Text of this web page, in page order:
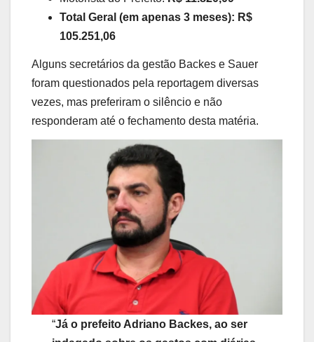
Total Geral (em apenas 3 meses): R$
105.251,06
Alguns secretários da gestão Backes e Sauer
foram questionados pela reportagem diversas
vezes, mas preferiram o silêncio e não
responderam até o fechamento desta matéria.
“Já o prefeito Adriano Backes, ao ser